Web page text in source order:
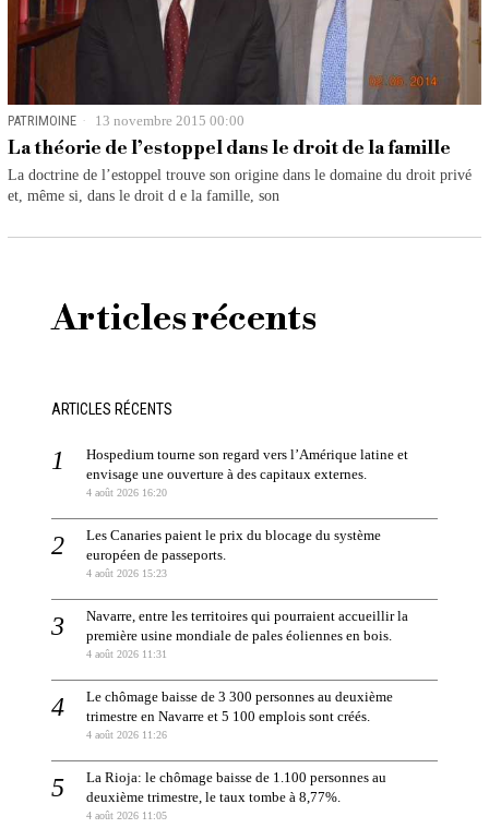
PATRIMOINE 13 novembre 2015 00:00
La théorie de l’estoppel dans le droit de la famille
La doctrine de l’estoppel trouve son origine dans le domaine du droit privé
et, même si, dans le droit d e la famille, son
Articles récents
ARTICLES RÉCENTS
Hospedium tourne son regard vers l’Amérique latine et
envisage une ouverture à des capitaux externes.
4 août 2026 16:20
Les Canaries paient le prix du blocage du système
européen de passeports.
4 août 2026 15:23
Navarre, entre les territoires qui pourraient accueillir la
première usine mondiale de pales éoliennes en bois.
4 août 2026 11:31
Le chômage baisse de 3 300 personnes au deuxième
trimestre en Navarre et 5 100 emplois sont créés.
4 août 2026 11:26
La Rioja: le chômage baisse de 1.100 personnes au
deuxième trimestre, le taux tombe à 8,77%.
4 août 2026 11:05